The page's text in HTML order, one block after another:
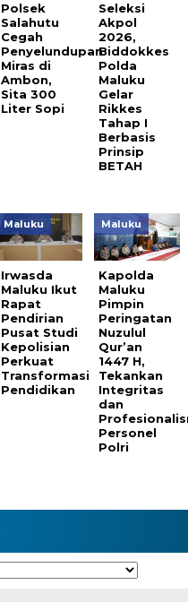
Polsek
Salahutu
Cegah
Penyelundupan
Miras di
Ambon,
Sita 300
Liter Sopi
Seleksi
Akpol
2026,
Biddokkes
Polda
Maluku
Gelar
Rikkes
Tahap I
Berbasis
Prinsip
BETAH
Maluku
Irwasda
Maluku Ikut
Rapat
Pendirian
Pusat Studi
Kepolisian
Perkuat
Transformasi
Pendidikan
Maluku
Kapolda
Maluku
Pimpin
Peringatan
Nuzulul
Qur’an
1447 H,
Tekankan
Integritas
dan
Personel
Polri